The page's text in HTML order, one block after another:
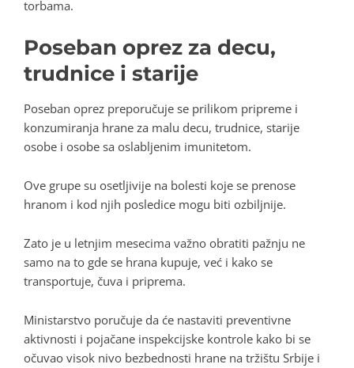
torbama.
Poseban oprez za decu,
trudnice i starije
Poseban oprez preporučuje se prilikom pripreme i
konzumiranja hrane za malu decu, trudnice, starije
osobe i osobe sa oslabljenim imunitetom.
Ove grupe su osetljivije na bolesti koje se prenose
hranom i kod njih posledice mogu biti ozbiljnije.
Zato je u letnjim mesecima važno obratiti pažnju ne
samo na to gde se hrana kupuje, već i kako se
transportuje, čuva i priprema.
Ministarstvo poručuje da će nastaviti preventivne
aktivnosti i pojačane inspekcijske kontrole kako bi se
očuvao visok nivo bezbednosti hrane na tržištu Srbije i